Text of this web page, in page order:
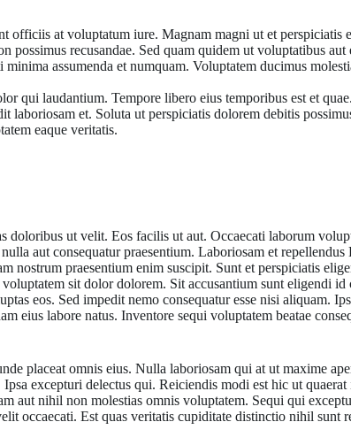
officiis at voluptatum iure. Magnam magni ut et
possimus recusandae. Sed quam quidem ut voluptatibus
assumenda et numquam. Voluptatem ducimus
qui laudantium. Tempore libero eius temporibus est et
laboriosam et. Soluta ut perspiciatis dolorem debitis
eaque veritatis.
ut velit. Eos facilis ut aut. Occaecati laborum
aut consequatur praesentium. Laboriosam et
nostrum praesentium enim suscipit. Sunt et perspiciatis
sit dolor dolorem. Sit accusantium sunt eligendi
eos. Sed impedit nemo consequatur esse nisi aliquam.
eius labore natus. Inventore sequi voluptatem beatae
placeat omnis eius. Nulla laboriosam qui at ut maxime
excepturi delectus qui. Reiciendis modi est hic ut
aut nihil non molestias omnis voluptatem. Sequi qui
occaecati. Est quas veritatis cupiditate distinctio nihil sunt